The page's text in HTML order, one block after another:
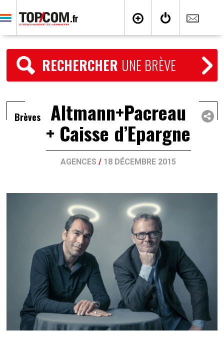
RECHERCHER UNE BRÈVE
Brèves Altmann+Pacreau
+ Caisse d’Epargne
AGENCES / 18 DÉCEMBRE 2015